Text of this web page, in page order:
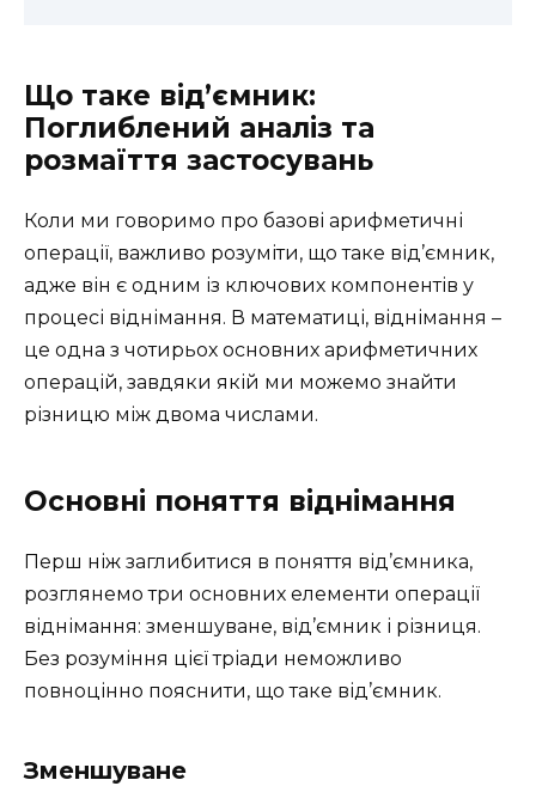
Що таке від’ємник:
Поглиблений аналіз та
розмаїття застосувань
Коли ми говоримо про базові арифметичні
операції, важливо розуміти, що таке від’ємник,
адже він є одним із ключових компонентів у
процесі віднімання. В математиці, віднімання –
це одна з чотирьох основних арифметичних
операцій, завдяки якій ми можемо знайти
різницю між двома числами.
Основні поняття віднімання
Перш ніж заглибитися в поняття від’ємника,
розглянемо три основних елементи операції
віднімання: зменшуване, від’ємник і різниця.
Без розуміння цієї тріади неможливо
повноцінно пояснити, що таке від’ємник.
Зменшуване